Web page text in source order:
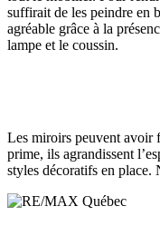
suffirait de les peindre en
agréable grâce à la
lampe et le coussin.
Les miroirs peuvent avoir
prime, ils agrandissent
styles décoratifs en place.